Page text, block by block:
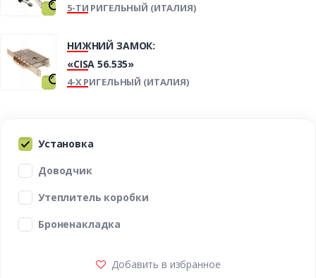
5-ТИ РИГЕЛЬНЫЙ (ИТАЛИЯ)
НИЖНИЙ ЗАМОК:
«CISA 56.535»
4-Х РИГЕЛЬНЫЙ (ИТАЛИЯ)
Установка
Доводчик
Утеплитель коробки
Броненакладка
Добавить в избранное